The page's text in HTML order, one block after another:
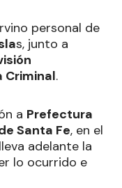
personal de
s, junto a
Criminal.
a Prefectura
Santa Fe, en el
adelante la
lo ocurrido e